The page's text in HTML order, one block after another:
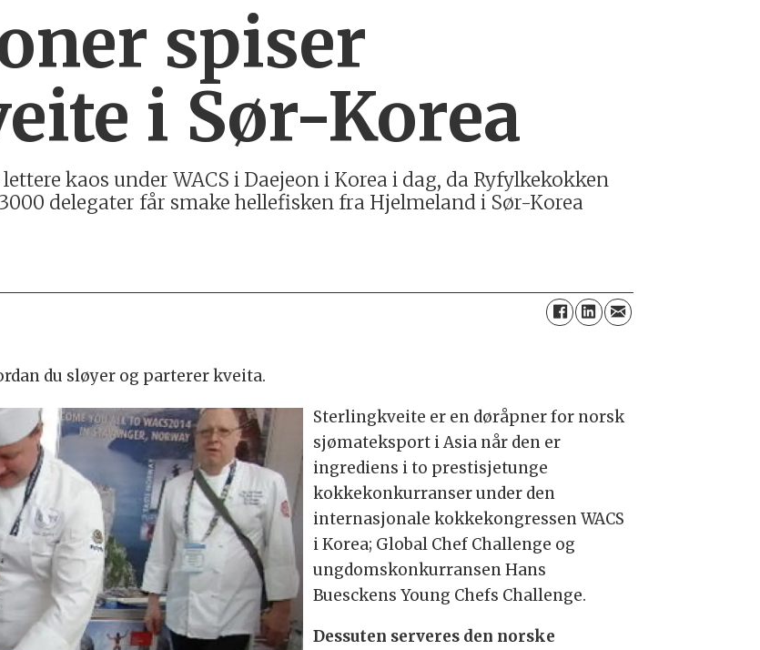
spiser
i Sør-Korea
kaos under WACS i Daejeon i Korea i dag, da Ryfylkekokken
delegater får smake hellefisken fra Hjelmeland i Sør-Korea
du sløyer og parterer kveita.
Sterlingkveite er en døråpner for norsk
sjømateksport i Asia når den er
ingrediens i to prestisjetunge
kokkekonkurranser under den
internasjonale kokkekongressen WACS
i Korea; Global Chef Challenge og
ungdomskonkurransen Hans
Buesckens Young Chefs Challenge.
Dessuten serveres den norske